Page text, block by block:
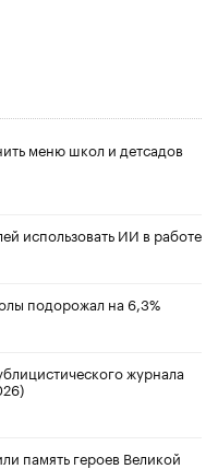
меню школ и детсадов
использовать ИИ в работе
подорожал на 6,3%
журнала
память героев Великой